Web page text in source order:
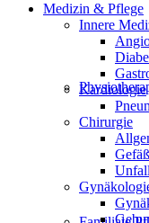
Medizin & Pflege
Innere
Kardiologie
Chirurgie